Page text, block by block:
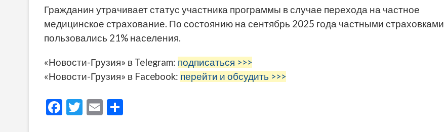
Гражданин утрачивает статус участника программы в случае перехода на частное
медицинское страхование. По состоянию на сентябрь 2025 года частными страховками
пользовались 21% населения.
«Новости-Грузия» в Telegram: подписаться >>>
«Новости-Грузия» в Facebook: перейти и обсудить >>>
F
T
E